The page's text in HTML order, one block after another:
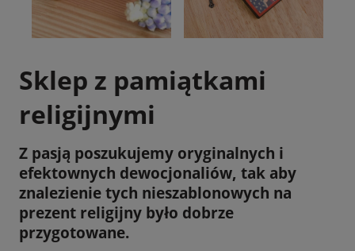
Sklep z pamiątkami
religijnymi
Z pasją poszukujemy oryginalnych i
efektownych dewocjonaliów, tak aby
znalezienie tych nieszablonowych na
prezent religijny było dobrze
przygotowane.